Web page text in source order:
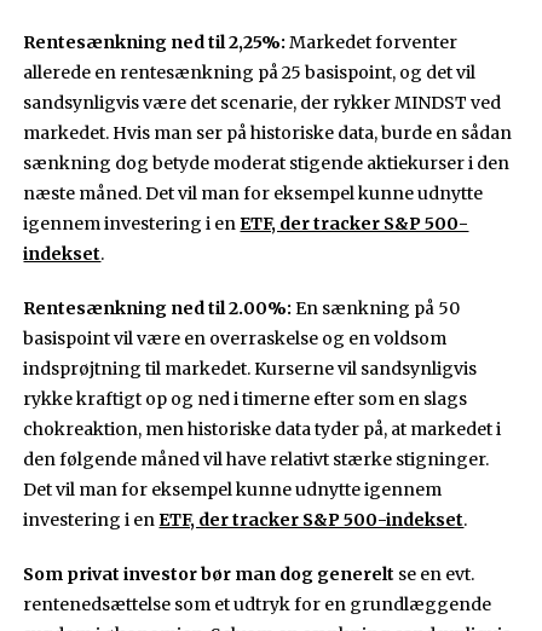
Rentesænkning ned til 2,25%: Markedet forventer
allerede en rentesænkning på 25 basispoint, og det vil
sandsynligvis være det scenarie, der rykker MINDST ved
markedet. Hvis man ser på historiske data, burde en sådan
sænkning dog betyde moderat stigende aktiekurser i den
næste måned. Det vil man for eksempel kunne udnytte
igennem investering i enETF, der tracker S&P 500-
indekset.
Rentesænkning ned til 2.00%: En sænkning på 50
basispoint vil være en overraskelse og en voldsom
indsprøjtning til markedet. Kurserne vil sandsynligvis
rykke kraftigt op og ned i timerne efter som en slags
chokreaktion, men historiske data tyder på, at markedet i
den følgende måned vil have relativt stærke stigninger.
Det vil man for eksempel kunne udnytte igennem
investering i enETF, der tracker S&P 500-indekset.
Som privat investor bør man dog generelt se en evt.
rentenedsættelse som et udtryk for en grundlæggende